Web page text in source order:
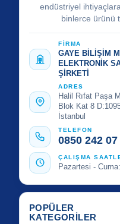
endüstriyel
binlerce ürünü
FİRMA
GAYE BİLİŞİM
ELEKTRONİK
ŞİRKETİ
ADRES
Halil Rıfat Paşa
Blok Kat 8
İstanbul
TELEFON
0850 242 07
ÇALIŞMA
Pazartesi -
POPÜLER
KATEGORİLER